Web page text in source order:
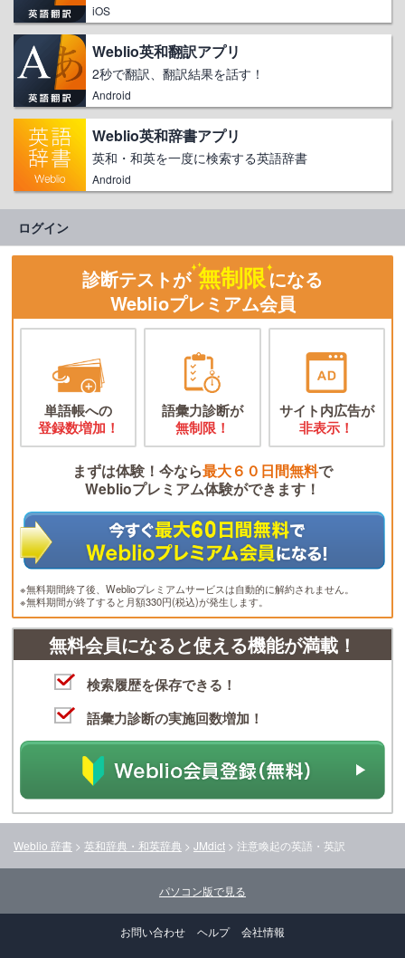
iOS
Weblio英和翻訳アプリ
2秒で翻訳、翻訳結果を話す！
Android
Weblio英和辞書アプリ
英和・和英を一度に検索する英語辞書
Android
ログイン
診断テストが 無制限になる
Weblioプレミアム会員
単語帳への
登録数増加！
語彙力診断が
無制限！
サイト内広告が
非表示！
まずは体験！今なら最大６０日間無料で
Weblioプレミアム体験ができます！
※無料期間終了後、Weblioプレミアムサービスは自動的に解約されません。
※無料期間が終了すると月額330円(税込)が発生します。
無料会員になると使える機能が満載！
検索履歴を保存できる！
語彙力診断の実施回数増加！
Weblio 辞書 > 英和辞典・和英辞典 > JMdict > 注意喚起の英語・英訳
パソコン版で見る
お問い合わせ ヘルプ 会社情報